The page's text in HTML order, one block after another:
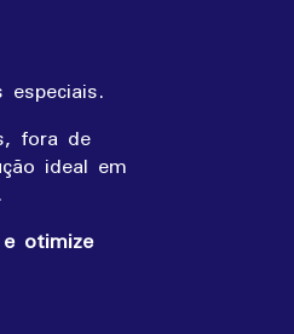
fora de
ideal em
otimize